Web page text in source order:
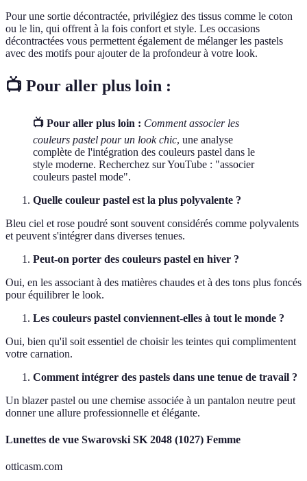
Pour une sortie décontractée, privilégiez des tissus comme le coton
ou le lin, qui offrent à la fois confort et style. Les occasions
décontractées vous permettent également de mélanger les pastels
avec des motifs pour ajouter de la profondeur à votre look.
📺 Pour aller plus loin :
📺 Pour aller plus loin : Comment associer les
couleurs pastel pour un look chic, une analyse
complète de l'intégration des couleurs pastel dans le
style moderne. Recherchez sur YouTube : "associer
couleurs pastel mode".
Quelle couleur pastel est la plus polyvalente ?
Bleu ciel et rose poudré sont souvent considérés comme polyvalents
et peuvent s'intégrer dans diverses tenues.
Peut-on porter des couleurs pastel en hiver ?
Oui, en les associant à des matières chaudes et à des tons plus foncés
pour équilibrer le look.
Les couleurs pastel conviennent-elles à tout le monde ?
Oui, bien qu'il soit essentiel de choisir les teintes qui complimentent
votre carnation.
Comment intégrer des pastels dans une tenue de travail ?
Un blazer pastel ou une chemise associée à un pantalon neutre peut
donner une allure professionnelle et élégante.
Lunettes de vue Swarovski SK 2048 (1027) Femme
otticasm.com